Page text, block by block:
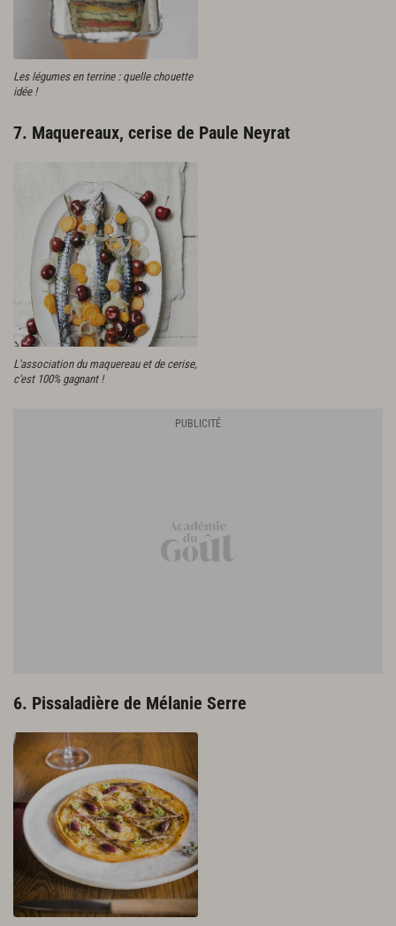
Les légumes en terrine : quelle chouette
idée !
7. Maquereaux, cerise de Paule Neyrat
L'association du maquereau et de cerise,
c'est 100% gagnant !
6. Pissaladière de Mélanie Serre